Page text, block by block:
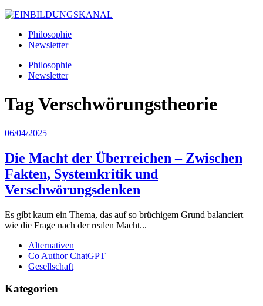
Philosophie
Newsletter
Philosophie
Newsletter
TagVerschwörungstheorie
06/04/2025
Die Macht der Überreichen – Zwischen
Fakten, Systemkritik und
Verschwörungsdenken
Es gibt kaum ein Thema, das auf so brüchigem Grund balanciert
wie die Frage nach der realen Macht...
Alternativen
Co Author ChatGPT
Gesellschaft
Kategorien